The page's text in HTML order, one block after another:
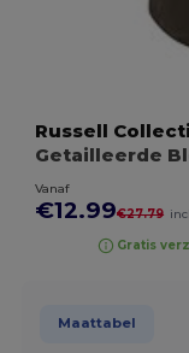
Russell
Getailleerde
Vanaf
€12.99€27.79
Gratis
Maattabel